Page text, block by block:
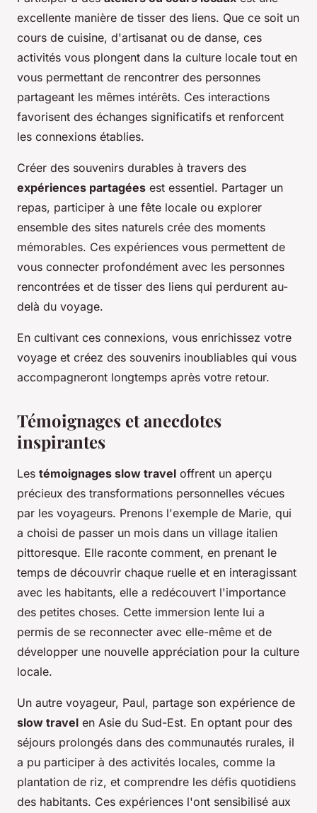
excellente manière de tisser des liens. Que ce soit un
cours de cuisine, d'artisanat ou de danse, ces
activités vous plongent dans la culture locale tout en
vous permettant de rencontrer des personnes
partageant les mêmes intérêts. Ces interactions
favorisent des échanges significatifs et renforcent
les connexions établies.
Créer des souvenirs durables à travers des
expériences partagées est essentiel. Partager un
repas, participer à une fête locale ou explorer
ensemble des sites naturels crée des moments
mémorables. Ces expériences vous permettent de
vous connecter profondément avec les personnes
rencontrées et de tisser des liens qui perdurent au-
delà du voyage.
En cultivant ces connexions, vous enrichissez votre
voyage et créez des souvenirs inoubliables qui vous
accompagneront longtemps après votre retour.
Témoignages et anecdotes
inspirantes
Les témoignages slow travel offrent un aperçu
précieux des transformations personnelles vécues
par les voyageurs. Prenons l'exemple de Marie, qui
a choisi de passer un mois dans un village italien
pittoresque. Elle raconte comment, en prenant le
temps de découvrir chaque ruelle et en interagissant
avec les habitants, elle a redécouvert l'importance
des petites choses. Cette immersion lente lui a
permis de se reconnecter avec elle-même et de
développer une nouvelle appréciation pour la culture
locale.
Un autre voyageur, Paul, partage son expérience de
slow travel en Asie du Sud-Est. En optant pour des
séjours prolongés dans des communautés rurales, il
a pu participer à des activités locales, comme la
plantation de riz, et comprendre les défis quotidiens
des habitants. Ces expériences l'ont sensibilisé aux